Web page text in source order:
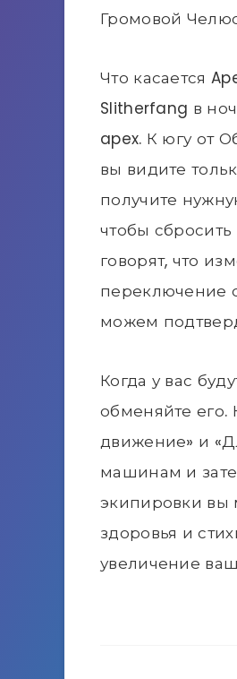
Громовой
Что касается
Slitherfang в
apex. К югу от
вы видите
получите
чтобы
говорят, что
переключение
можем
Когда у вас
обменяйте его.
движение» и
машинам и
экипировки вы
здоровья и
увеличение